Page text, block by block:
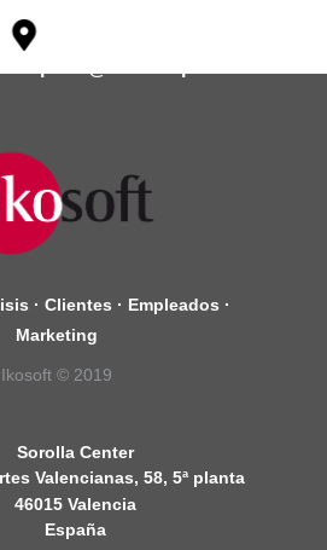
· Clientes · Empleados ·
Marketing
Ikosoft © 2019
Sorolla Center
Valencianas, 58, 5ª planta
46015 Valencia
España